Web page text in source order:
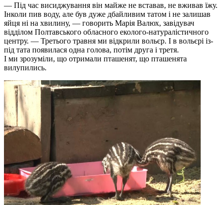
— Під час висиджування він майже не вставав, не вживав їжу.
Інколи пив воду, але був дуже дбайливим татом і не залишав
яйця ні на хвилину, — говорить Марія Валюх, завідувач
відділом Полтавського обласного еколого-натуралістичного
центру. — Третього травня ми відкрили вольєр. І в вольєрі із-
під тата появилася одна голова, потім друга і третя.
І ми зрозуміли, що отримали пташенят, що пташенята
вилупились.